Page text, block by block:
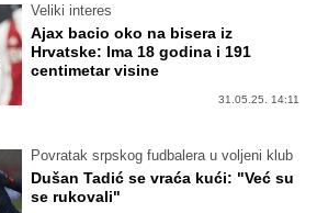
Veliki interes
Ajax bacio oko na bisera iz
Hrvatske: Ima 18 godina i 191
centimetar visine
31.05.25. 14:11
Povratak srpskog fudbalera u voljeni klub
Dušan Tadić se vraća kući: "Već su
se rukovali"